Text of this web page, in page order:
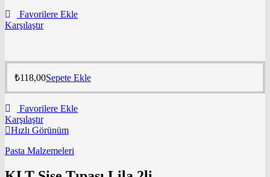
Favorilere Ekle
Karşılaştır
₺118,00Sepete Ekle
Favorilere Ekle
Karşılaştır
Hızlı Görünüm
Pasta Malzemeleri